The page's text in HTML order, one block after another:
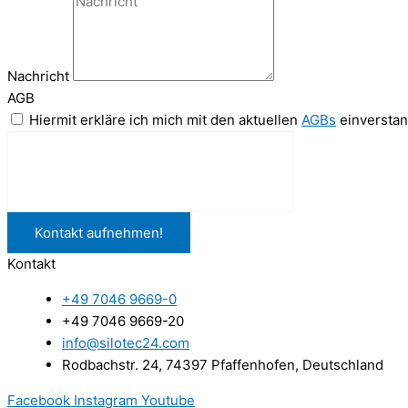
Nachricht
AGB
Hiermit erkläre ich mich mit den aktuellen AGBs
Kontakt aufnehmen!
Kontakt
+49 7046 9669-0
+49 7046 9669-20
info@silotec24.com
Rodbachstr. 24, 74397 Pfaffenhofen, Deutschland
Facebook Instagram Youtube